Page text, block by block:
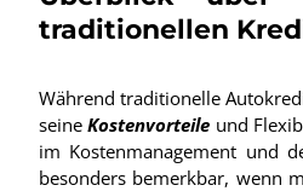
traditionellen
Während traditionelle
seineKostenvorteile und
im Kostenmanagement und
besonders bemerkbar, wenn